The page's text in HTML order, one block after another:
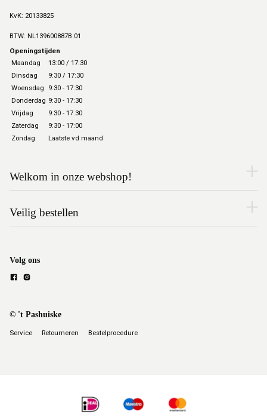
KvK: 20133825
BTW: NL139600887B.01
Openingstijden
Maandag
13:00 / 17:30
Dinsdag
9:30 / 17:30
Woensdag
9:30 - 17:30
Donderdag 9:30 - 17:30
Vrijdag
9:30 - 17.30
Zaterdag
9:30 - 17:00
Zondag
Laatste vd maand
Welkom in onze webshop!
Veilig bestellen
Volg ons
© 't Pashuiske
Service Retourneren Bestelprocedure